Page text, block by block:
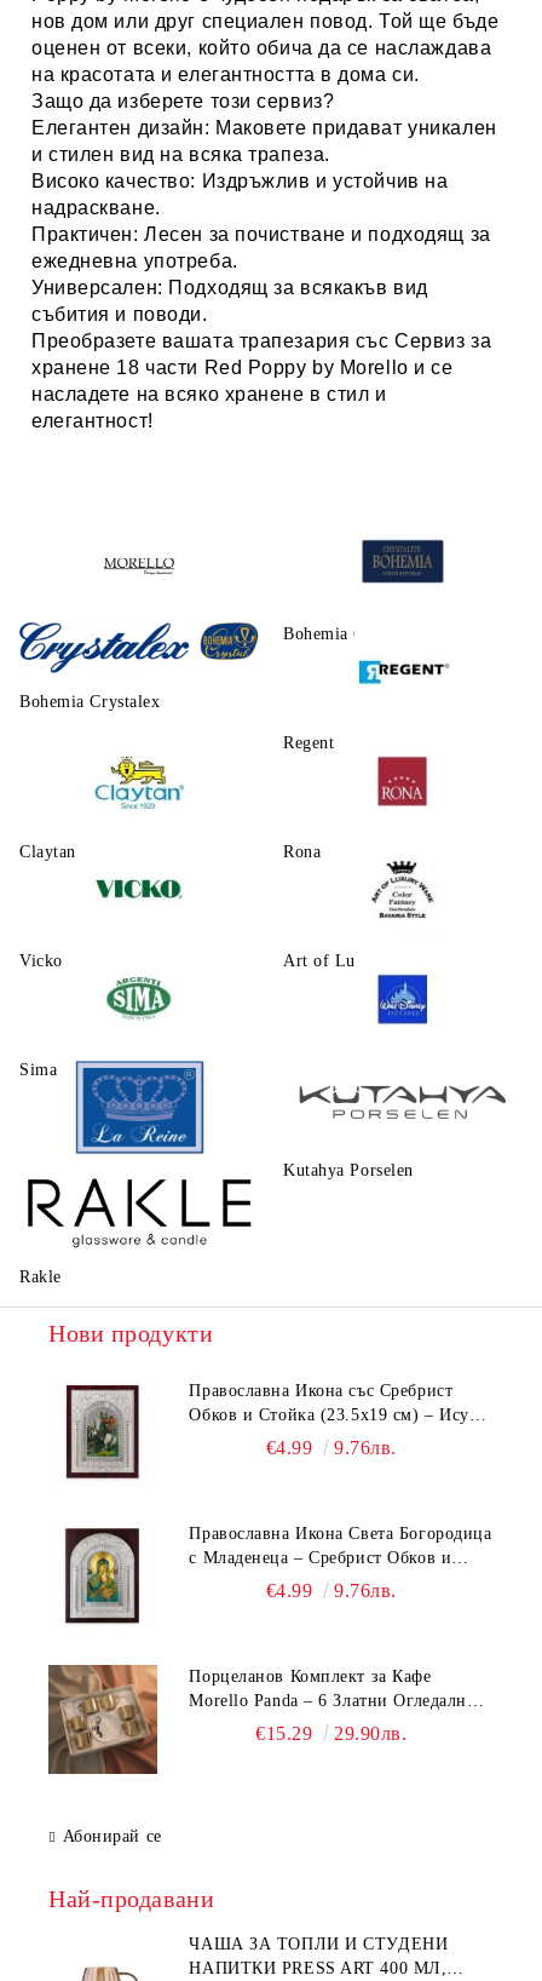
нов дом или друг специален повод. Той ще бъде
оценен от всеки, който обича да се наслаждава
на красотата и елегантността в дома си.
Защо да изберете този сервиз?
Елегантен дизайн: Маковете придават уникален
и стилен вид на всяка трапеза.
Високо качество: Издръжлив и устойчив на
надраскване.
Практичен: Лесен за почистване и подходящ за
ежедневна употреба.
Универсален: Подходящ за всякакъв вид
събития и поводи.
Преобразете вашата трапезария съсСервиз за
хранене 18 части Red Poppy by Morello и се
насладете на всяко хранене в стил и
елегантност!
Morello Bohemia Crystalite
Bohemia Crystalex
Regent
Claytаn Rona
Vicko Art of Luxury Ware
Sima
La Reine Kutahya Porselen
Rakle
Нови продукти
Православна Икона със Сребрист
Обков и Стойка (23.5х19 см) – Исус
Христос, Св. Георги, Св. Николай
€4.99 9.76лв.
Православна Икона Света Богородица
с Младенеца – Сребрист Обков и
Стойка (23.5х19 см, 6 Модела)
€4.99 9.76лв.
Порцеланов Комплект за Кафе
Morello Panda – 6 Златни Огледални
Чаши с Анаморфно Отражение и
€15.29 29.90лв.
Абонирай се
Най-продавани
ЧАША ЗА ТОПЛИ И СТУДЕНИ
НАПИТКИ PRESS ART 400 МЛ,